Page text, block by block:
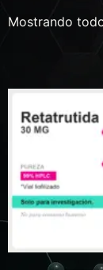
Mostrando